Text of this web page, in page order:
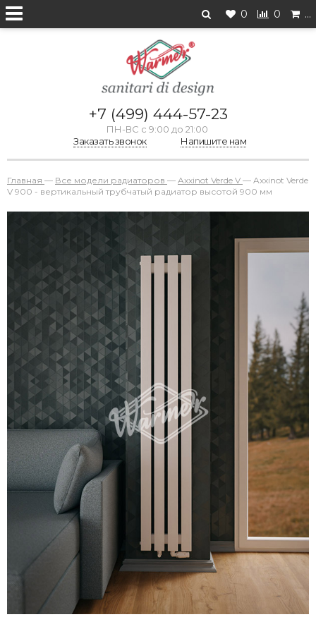
0 0 …
+7 (499) 444-57-23
ПН-ВС с 9:00 до 21:00
Заказать звонок
Напишите нам
Главная — Все модели радиаторов — Axxinot Verde V — Axxinot Verde
V 900 - вертикальный трубчатый радиатор высотой 900 мм